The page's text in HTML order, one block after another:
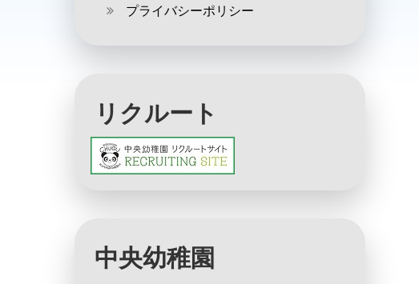
プライバシーポリシー
リクルート
中央幼稚園